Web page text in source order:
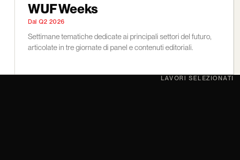
WUF Weeks
Dal Q2 2026
Settimane tematiche dedicate ai principali settori del futuro,
articolate in tre giornate di panel e contenuti editoriali.
LAVORI SELEZIONATI